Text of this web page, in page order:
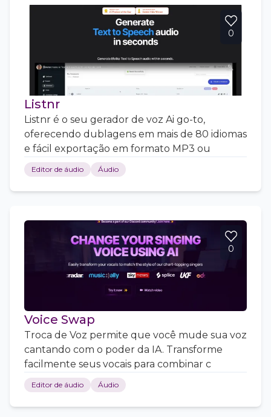
0
Listnr
Listnr é o seu gerador de voz Ai go-to,
oferecendo dublagens em mais de 80 idiomas
e fácil exportação em formato MP3 ou
Editor de áudio Áudio
0
Voice Swap
Troca de Voz permite que você mude sua voz
cantando com o poder da IA. Transforme
facilmente seus vocais para combinar c
Editor de áudio Áudio